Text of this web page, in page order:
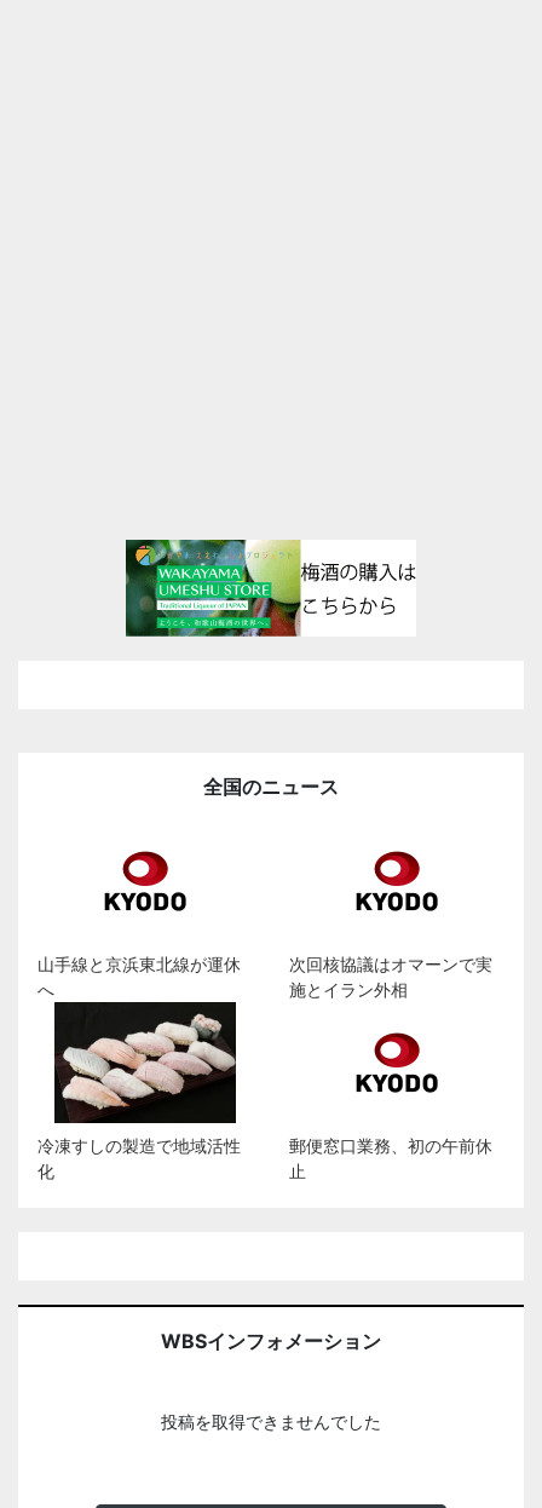
全国のニュース
山手線と京浜東北線が運休
へ
次回核協議はオマーンで実
施とイラン外相
冷凍すしの製造で地域活性
化
郵便窓口業務、初の午前休
止
WBSインフォメーション
投稿を取得できませんでした